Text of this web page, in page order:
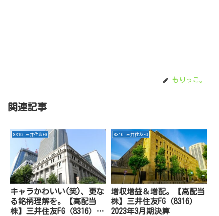
もりっこ。
関連記事
8316 三井住友FG
キャラかわいい(笑)、更な
る銘柄理解を。【高配当
株】三井住友FG（8316）個
8316 三井住友FG
増収増益＆増配。【高配当
株】三井住友FG（8316）
2023年3月期決算